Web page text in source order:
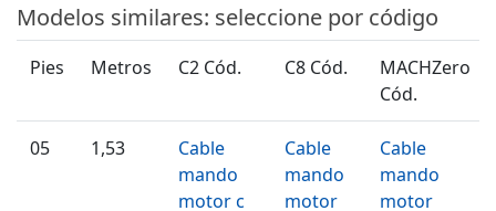
Modelos similares: seleccione por código
Pies Metros C2 Cód. C8 Cód.
MACHZero
Cód.
05 1,53
Cable
mando
motor c
Cable
mando
motor
Cable
mando
motor